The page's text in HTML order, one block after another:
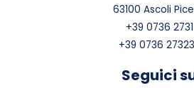
63100 Ascoli
+39 0736 2731
+39 0736
Seguici